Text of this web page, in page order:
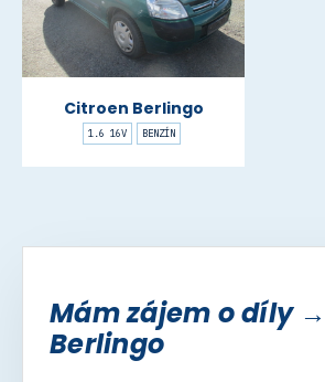
Citroen Berlingo
1.6 16V BENZÍN
Mám zájem o díly
Berlingo